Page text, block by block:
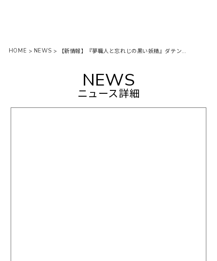
HOME > NEWS > 【新情報】『夢職人と忘れじの黒い妖精』ダテンクエスト記念くじメイト発売決定🎊✨
NEWS
ニュース詳細